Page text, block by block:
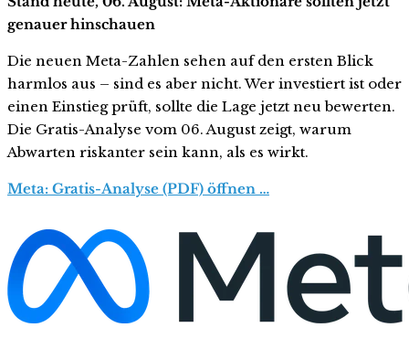
genauer hinschauen
Die neuen Meta-Zahlen sehen auf den ersten Blick
harmlos aus – sind es aber nicht. Wer investiert ist oder
einen Einstieg prüft, sollte die Lage jetzt neu bewerten.
Die Gratis-Analyse vom 06. August zeigt, warum
Abwarten riskanter sein kann, als es wirkt.
Meta: Gratis-Analyse (PDF) öffnen …